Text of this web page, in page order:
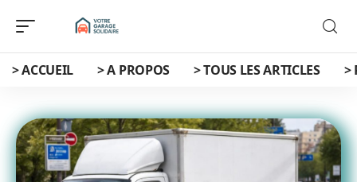
> ACCUEIL > A PROPOS > TOUS LES ARTICLES >